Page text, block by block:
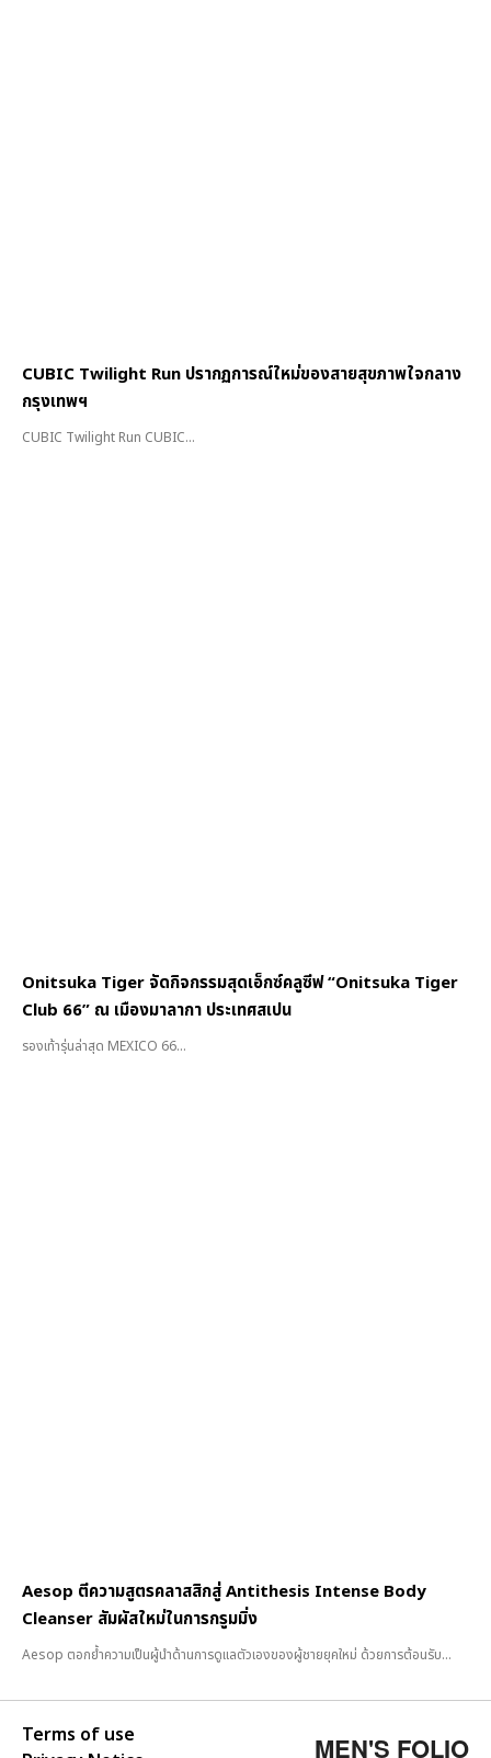
CUBIC Twilight Run ปรากฏการณ์ใหม่ของสายสุขภาพใจกลาง
กรุงเทพฯ
CUBIC Twilight Run CUBIC...
Onitsuka Tiger จัดกิจกรรมสุดเอ็กซ์คลูซีฟ “Onitsuka Tiger
Club 66” ณ เมืองมาลากา ประเทศสเปน
รองเท้ารุ่นล่าสุด MEXICO 66...
Aesop ตีความสูตรคลาสสิกสู่ Antithesis Intense Body
Cleanser สัมผัสใหม่ในการกรูมมิ่ง
Aesop ตอกย้ำความเป็นผู้นำด้านการดูแลตัวเองของผู้ชายยุคใหม่ ด้วยการต้อนรับ...
Terms of use
MEN'S FOLIO